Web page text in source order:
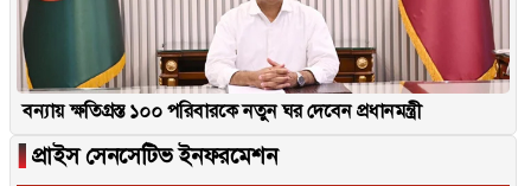
বন্যায় ক্ষতিগ্রস্ত ১০০ পরিবারকে নতুন ঘর দেবেন প্রধানমন্ত্রী
▐ প্রাইস সেনসেটিভ ইনফরমেশন